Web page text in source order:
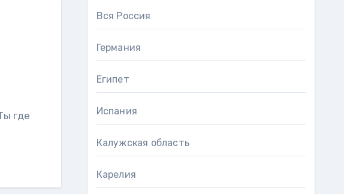
Вся Россия
Германия
Египет
Испания
Калужская область
Карелия